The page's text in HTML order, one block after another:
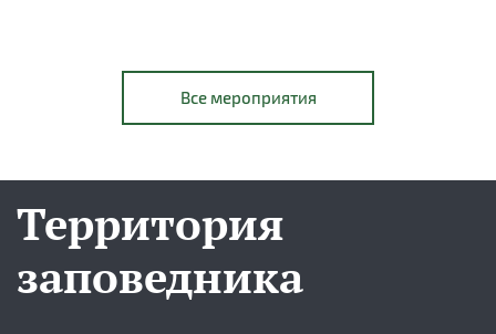
Все мероприятия
Территория
заповедника